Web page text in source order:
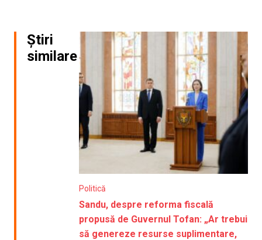
Știri
similare
Politică
Sandu, despre reforma fiscală
propusă de Guvernul Tofan: „Ar trebui
să genereze resurse suplimentare,